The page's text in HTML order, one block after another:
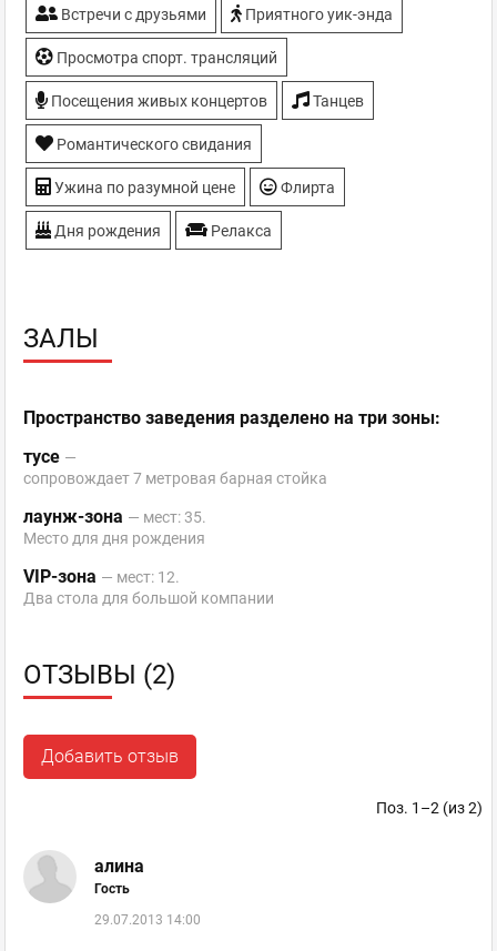
Встречи с друзьями Приятного уик-энда
Просмотра спорт. трансляций
Посещения живых концертов Танцев
Романтического свидания
Ужина по разумной цене Флирта
Дня рождения Релакса
ЗАЛЫ
Пространство заведения разделено на три зоны:
тусе —
сопровождает 7 метровая барная стойка
лаунж-зона — мест: 35.
Место для дня рождения
VIP-зона — мест: 12.
Два стола для большой компании
ОТЗЫВЫ (2)
Добавить отзыв
Поз. 1–2 (из 2)
алина
Гость
29.07.2013 14:00